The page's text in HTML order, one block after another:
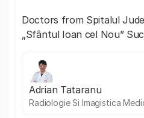
Doctors from Spitalul
„Sfântul Ioan cel Nou”
Adrian Tataranu
Radiologie Si Imagistica